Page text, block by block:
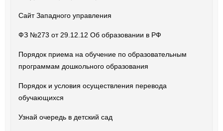
Сайт Западного управления
ФЗ №273 от 29.12.12 Об образовании в РФ
Порядок приема на обучение по образовательным
программам дошкольного образования
Порядок и условия осуществления перевода
обучающихся
Узнай очередь в детский сад